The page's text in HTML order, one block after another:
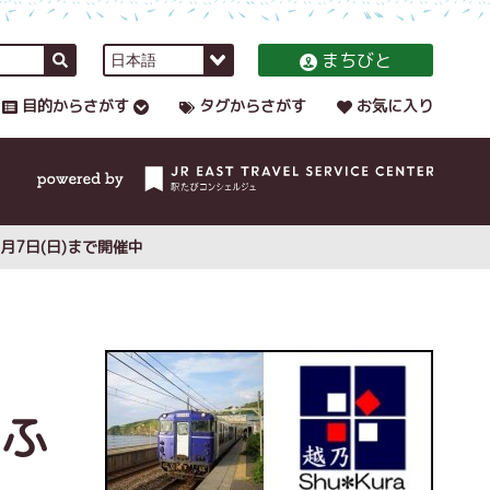
まちびと
目的からさがす タグからさがす お気に入り
7日(日)まで開催中